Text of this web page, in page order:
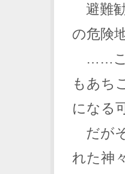
避難
の危険
……こ
もあち
になる
だが
れた神